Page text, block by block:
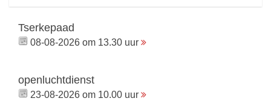
Tserkepaad
08-08-2026 om 13.30 uur
openluchtdienst
23-08-2026 om 10.00 uur